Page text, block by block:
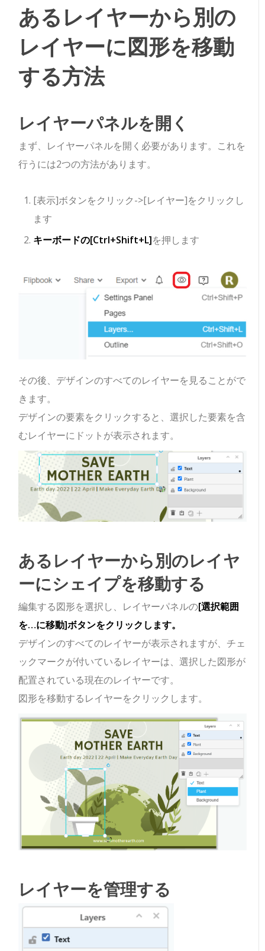
あるレイヤーから別の
レイヤーに図形を移動
する方法
レイヤーパネルを開く
まず、レイヤーパネルを開く必要があります。これを
行うには2つの方法があります。
[表示]ボタンをクリック->[レイヤー]をクリックし
ます
キーボードの[Ctrl+Shift+L]を押します
その後、デザインのすべてのレイヤーを見ることがで
きます。
デザインの要素をクリックすると、選択した要素を含
むレイヤーにドットが表示されます。
あるレイヤーから別のレイヤ
ーにシェイプを移動する
編集する図形を選択し、レイヤーパネルの[選択範囲
を…に移動]ボタンをクリックします。
デザインのすべてのレイヤーが表示されますが、チェ
ックマークが付いているレイヤーは、選択した図形が
配置されている現在のレイヤーです。
図形を移動するレイヤーをクリックします。
レイヤーを管理する